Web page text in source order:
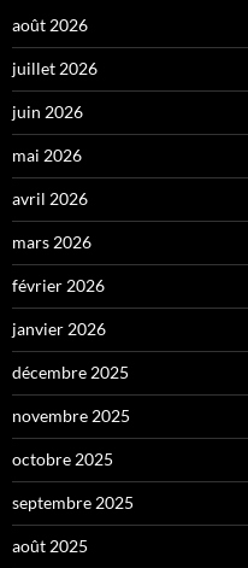
août 2026
juillet 2026
juin 2026
mai 2026
avril 2026
mars 2026
février 2026
janvier 2026
décembre 2025
novembre 2025
octobre 2025
septembre 2025
août 2025